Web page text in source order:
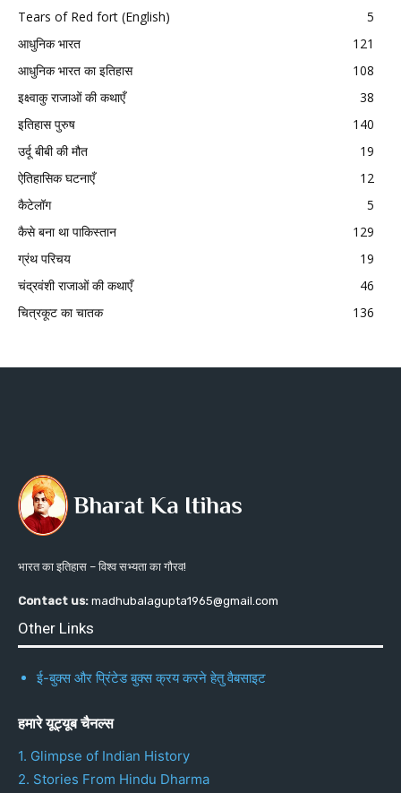
Tears of Red fort (English)
5
आधुनिक भारत
121
आधुनिक भारत का इतिहास
108
इक्ष्वाकु राजाओं की कथाएँ
38
इतिहास पुरुष
140
उर्दू बीबी की मौत
19
ऐतिहासिक घटनाएँ
12
कैटेलॉग
5
कैसे बना था पाकिस्तान
129
ग्रंथ परिचय
19
चंद्रवंशी राजाओं की कथाएँ
46
चित्रकूट का चातक
136
भारत का इतिहास – विश्व सभ्यता का गौरव!
Contact us: madhubalagupta1965@gmail.com
Other Links
ई-बुक्स और प्रिंटेड बुक्स क्रय करने हेतु वैबसाइट
हमारे यूट्यूब चैनल्स
1. Glimpse of Indian History
2. Stories From Hindu Dharma